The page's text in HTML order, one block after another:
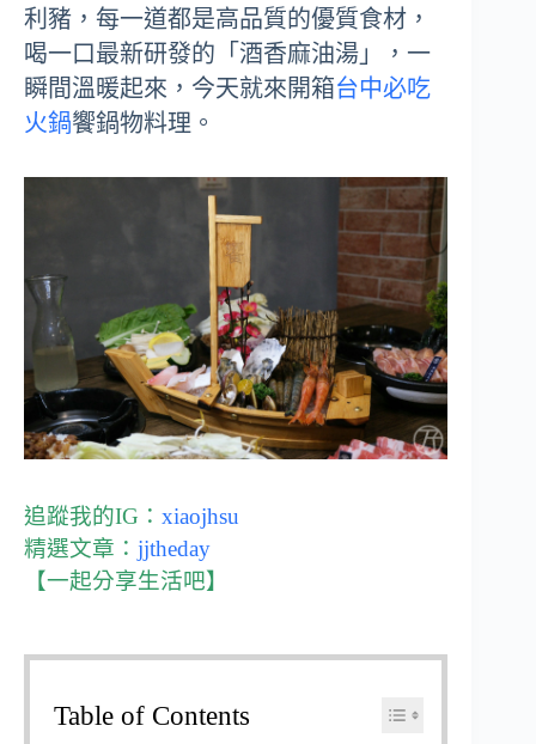
利豬，每一道都是高品質的優質食材，
喝一口最新研發的「酒香麻油湯」，一
瞬間溫暖起來，今天就來開箱台中必吃
火鍋饗鍋物料理。
追蹤我的IG： xiaojhsu
精選文章： jjtheday
【一起分享生活吧】
Table of Contents